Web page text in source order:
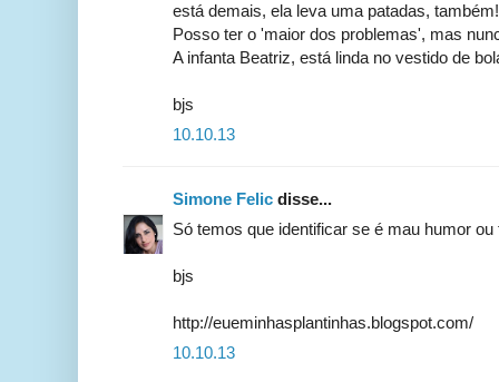
está demais, ela leva uma patadas, também!
Posso ter o 'maior dos problemas', mas
A infanta Beatriz, está linda no vestido de
bjs
10.10.13
Simone Felic disse...
Só temos que identificar se é mau humor
bjs
http://eueminhasplantinhas.blogspot.com/
10.10.13